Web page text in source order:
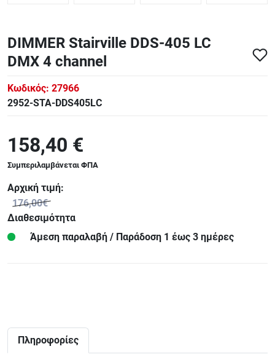
DIMMER Stairville DDS-405 LC
DMX 4 channel
Κωδικός: 27966
2952-STA-DDS405LC
158,40 €
Συμπεριλαμβάνεται ΦΠΑ
Αρχική τιμή:
176,00€
Διαθεσιμότητα
Άμεση παραλαβή / Παράδoση 1 έως 3 ημέρες
Πληροφορίες